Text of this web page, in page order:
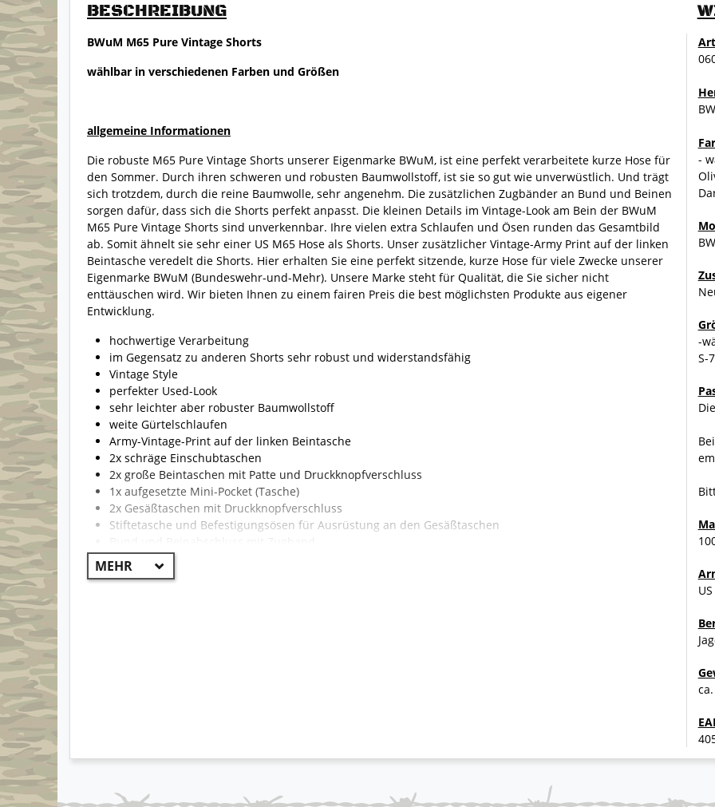
BESCHREIBUNG
BWuM M65 Pure Vintage Shorts
wählbar in verschiedenen Farben und Größen
allgemeine Informationen
Die robuste M65 Pure Vintage Shorts unserer Eigenmarke BWuM, ist eine perfekt verarbeitete kurze Hose für
den Sommer. Durch ihren schweren und robusten Baumwollstoff, ist sie so gut wie unverwüstlich. Und trägt
sich trotzdem, durch die reine Baumwolle, sehr angenehm. Die zusätzlichen Zugbänder an Bund und Beinen
sorgen dafür, dass sich die Shorts perfekt anpasst. Die kleinen Details im Vintage-Look am Bein der BWuM
M65 Pure Vintage Shorts sind unverkennbar. Ihre vielen extra Schlaufen und Ösen runden das Gesamtbild
ab. Somit ähnelt sie sehr einer US M65 Hose als Shorts. Unser zusätzlicher Vintage-Army Print auf der linken
Beintasche veredelt die Shorts. Hier erhalten Sie eine perfekt sitzende, kurze Hose für viele Zwecke unserer
Eigenmarke BWuM (Bundeswehr-und-Mehr). Unsere Marke steht für Qualität, die Sie sicher nicht
enttäuschen wird. Wir bieten Ihnen zu einem fairen Preis die best möglichsten Produkte aus eigener
Entwicklung.
hochwertige Verarbeitung
im Gegensatz zu anderen Shorts sehr robust und widerstandsfähig
Vintage Style
perfekter Used-Look
sehr leichter aber robuster Baumwollstoff
weite Gürtelschlaufen
Army-Vintage-Print auf der linken Beintasche
2x schräge Einschubtaschen
2x große Beintaschen mit Patte und Druckknopfverschluss
1x aufgesetzte Mini-Pocket (Tasche)
2x Gesäßtaschen mit Druckknopfverschluss
Stiftetasche und Befestigungsösen für Ausrüstung an den Gesäßtaschen
angenehmer Tragekomfort
-
-
S-